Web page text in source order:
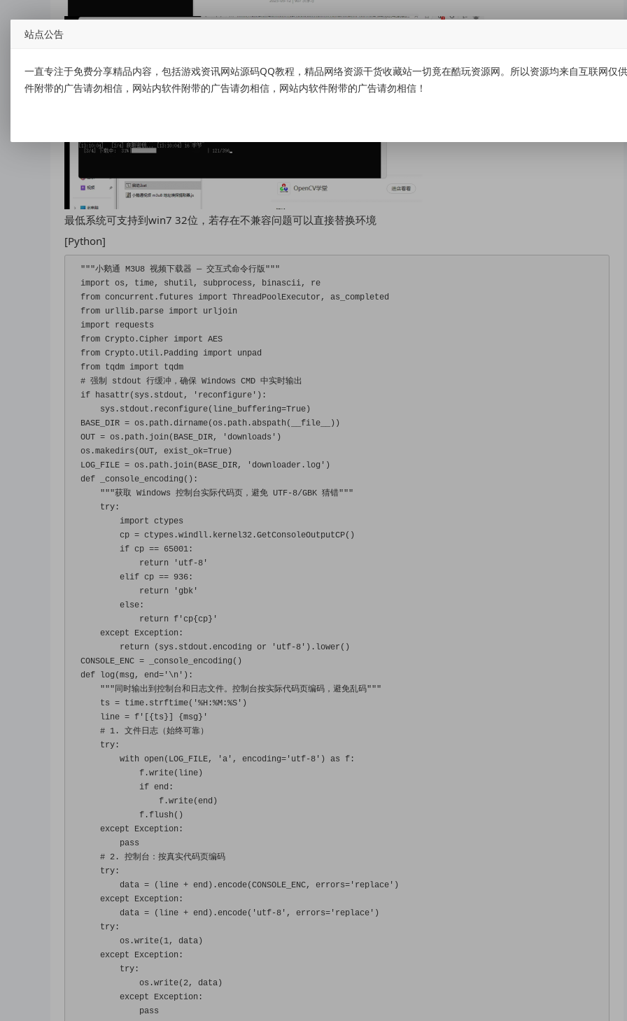
最低系统可支持到win7 32位，若存在不兼容问题可以直接替换环境
[Python]
"""小鹅通 M3U8 视频下载器 — 交互式命令行版"""
import os , time, shutil, subprocess , binascii,
re
from concurrent . futures import ThreadPoolExecutor ,
as_completed
from urllib . parse import urljoin
import requests
from Crypto .Cipher import AES
from Crypto .Util . Padding import unpad
from tqdm import tqdm
# 强制 stdout 行缓冲，确保 Windows CMD 中实时输出
if hasattr ( sys . stdout , 'reconfigure' ):
    sys
. stdout . reconfigure( line_buffering=True )
BASE_DIR = os . path . dirname(os . path .abspath ( __file__
))
OUT = os . path . join ( BASE_DIR, 'downloads' )
os .makedirs (OUT, exist_ok=True )
LOG_FILE = os . path . join ( BASE_DIR, 'downloader.log' )
def _console_encoding ():
"""获取 Windows 控制台实际代码页，避免 UTF-8/GBK 猜错"""
try :
import ctypes
        cp
= ctypes .windll . kernel32 .GetConsoleOutputCP()
if cp == 65001 :
return
'utf-8'
elif cp == 936 :
return
'gbk'
else :
return f 'cp{cp}'
except
Exception :
return
( sys . stdout .encoding or 'utf-8' ). lower ()
CONSOLE_ENC = _console_encoding ()
def log (msg , end= '\n' ):
"""同时输出到控制台和日志文件。控制台按实际代码页编码，避免乱码"""
    ts
= time . strftime( '%H:%M:%S' )
    line
= f '[{ts}] {msg}'
# 1. 文件日志（始终可靠）
try :
with open ( LOG_FILE, 'a' , encoding= 'utf-8' ) as f :
            f
.write( line )
if end :
                f
.write(end )
            f
. flush ()
except
Exception :
pass
# 2. 控制台：按真实代码页编码
try :
        data
= ( line + end ).encode(CONSOLE_ENC, errors= 'replace' )
except
Exception :
        data
= ( line + end ).encode( 'utf-8' , errors= 'replace' )
try :
        os
.write( 1, data )
except
Exception :
try :
            os
.write( 2, data )
except
Exception :
pass
站点公告
一直专注于免费分享精品内容，包括游戏资讯网站源码QQ教程，精品网络资源干货收藏站一切竟在酷玩资源网。所以资源均来自互联网
件附带的广告请勿相信，网站内软件附带的广告请勿相信，网站内软件附带的广告请勿相信！